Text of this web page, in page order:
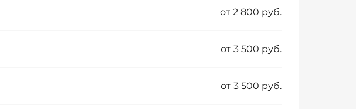
от 2 800 руб.
от 3 500 руб.
от 3 500 руб.